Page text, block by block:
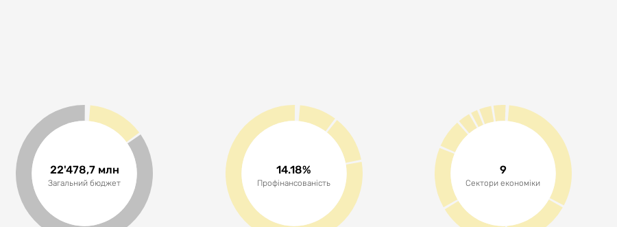
22'478,7 млн
Загальний бюджет
14.18%
Профінансованість
9
Сектори економіки